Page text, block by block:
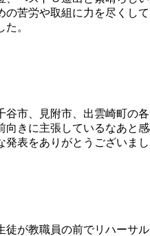
苦労や取組に力を尽くし
。
市、見附市、出雲崎町の
きに主張しているなあと
表をありがとうございまし
が教職員の前でリハーサ